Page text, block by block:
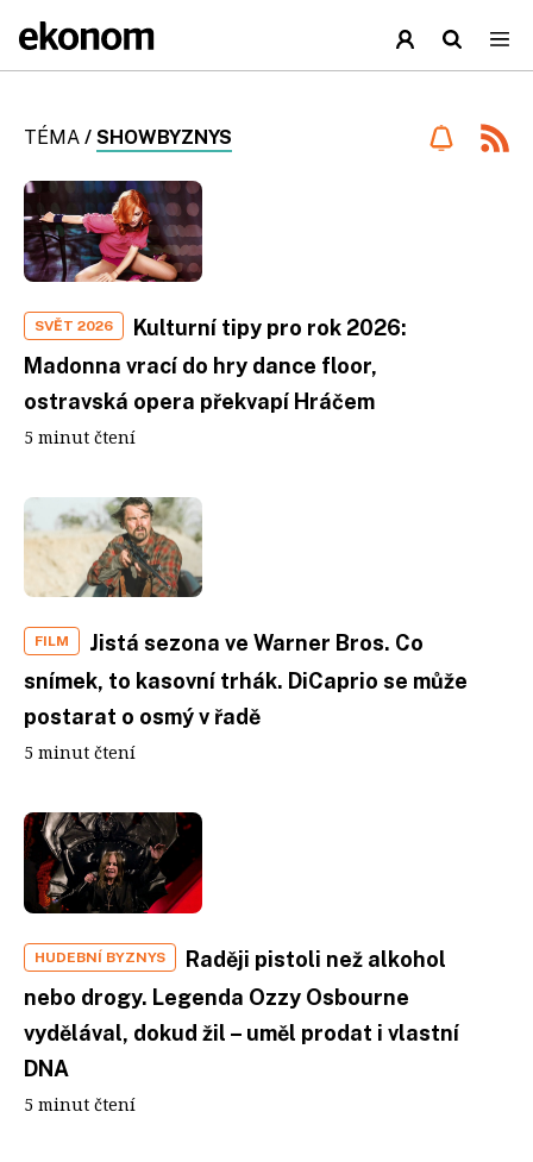
TÉMA / SHOWBYZNYS
SVĚT 2026
Kulturní tipy pro rok 2026:
Madonna vrací do hry dance floor,
ostravská opera překvapí Hráčem
5 minut čtení
FILM
Jistá sezona ve Warner Bros. Co
snímek, to kasovní trhák. DiCaprio se může
postarat o osmý v řadě
5 minut čtení
HUDEBNÍ BYZNYS
Raději pistoli než alkohol
nebo drogy. Legenda Ozzy Osbourne
vydělával, dokud žil – uměl prodat i vlastní
DNA
5 minut čtení